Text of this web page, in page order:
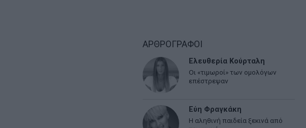
ΑΡΘΡΟΓΡΑΦΟΙ
Ελευθερία Κούρταλη
Οι «τιμωροί» των ομολόγων
επέστρεψαν
Εύη Φραγκάκη
Η αληθινή παιδεία ξεκινά από